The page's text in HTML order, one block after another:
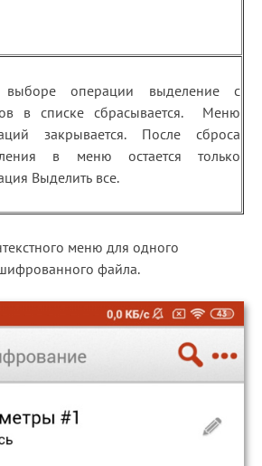
операции выделение с
в списке сбрасывается. Меню
закрывается. После сброса
в меню остается только
Выделить все.
меню для одного
файла.